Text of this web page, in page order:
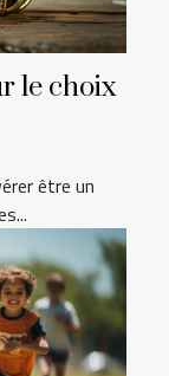
le choix
être un